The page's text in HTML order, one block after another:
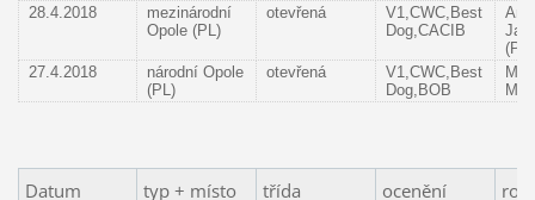
28.4.2018
mezinárodní
Opole (PL)
otevřená
V1,CWC,Best
Dog,CACIB
(PL
27.4.2018
národní Opole
(PL)
otevřená
V1,CWC,Best
Dog,BOB
Datum typ + místo třída ocenění